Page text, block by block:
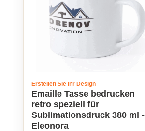
Erstellen Sie Ihr Design
Emaille Tasse bedrucken
retro speziell für
Sublimationsdruck 380 ml -
Eleonora